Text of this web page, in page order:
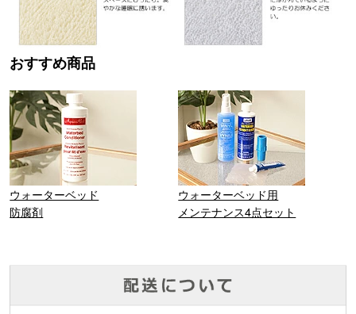
おすすめ商品
ウォーターベッド
防腐剤
ウォーターベッド用
メンテナンス4点セット